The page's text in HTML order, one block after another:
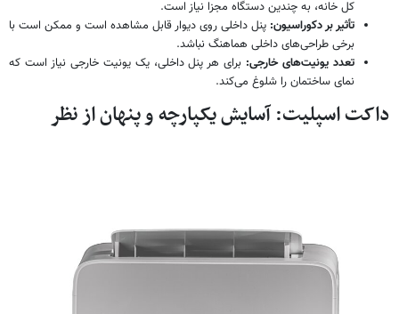
کل خانه، به چندین دستگاه مجزا نیاز است.
تأثیر بر دکوراسیون: پنل داخلی روی دیوار قابل مشاهده است و ممکن است با
برخی طراحی‌های داخلی هماهنگ نباشد.
تعدد یونیت‌های خارجی: برای هر پنل داخلی، یک یونیت خارجی نیاز است که
نمای ساختمان را شلوغ می‌کند.
داکت اسپلیت: آسایش یکپارچه و پنهان از نظر